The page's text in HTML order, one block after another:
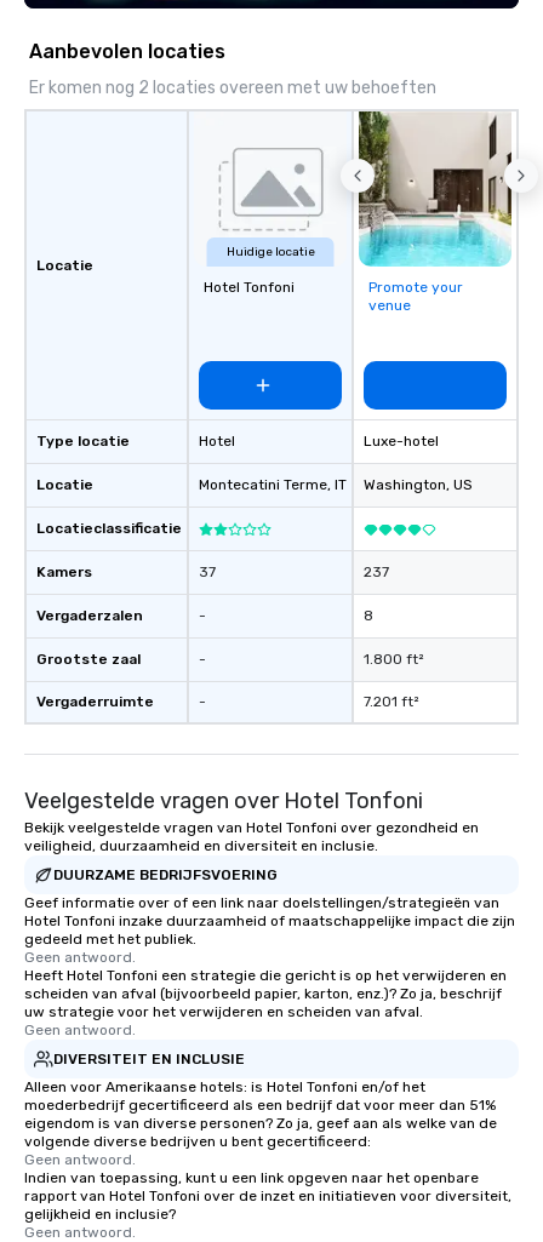
Aanbevolen locaties
Er komen nog 2 locaties overeen met uw behoeften
Locatie
Type locatie
Locatie
Locatieclassificatie
Kamers
Vergaderzalen
Grootste zaal
Vergaderruimte
Huidige locatie
Hotel Tonfoni
Hotel
Montecatini Terme, IT
37
-
-
-
Promote your
venue
Luxe-hotel
Washington, US
237
8
1.800 ft²
7.201 ft²
Veelgestelde vragen over Hotel Tonfoni
Bekijk veelgestelde vragen van Hotel Tonfoni over gezondheid en
veiligheid, duurzaamheid en diversiteit en inclusie.
DUURZAME BEDRIJFSVOERING
Geef informatie over of een link naar doelstellingen/strategieën van
Hotel Tonfoni inzake duurzaamheid of maatschappelijke impact die zijn
gedeeld met het publiek.
Geen antwoord.
Heeft Hotel Tonfoni een strategie die gericht is op het verwijderen en
scheiden van afval (bijvoorbeeld papier, karton, enz.)? Zo ja, beschrijf
uw strategie voor het verwijderen en scheiden van afval.
Geen antwoord.
DIVERSITEIT EN INCLUSIE
Alleen voor Amerikaanse hotels: is Hotel Tonfoni en/of het
moederbedrijf gecertificeerd als een bedrijf dat voor meer dan 51%
eigendom is van diverse personen? Zo ja, geef aan als welke van de
volgende diverse bedrijven u bent gecertificeerd:
Geen antwoord.
Indien van toepassing, kunt u een link opgeven naar het openbare
rapport van Hotel Tonfoni over de inzet en initiatieven voor diversiteit,
gelijkheid en inclusie?
Geen antwoord.